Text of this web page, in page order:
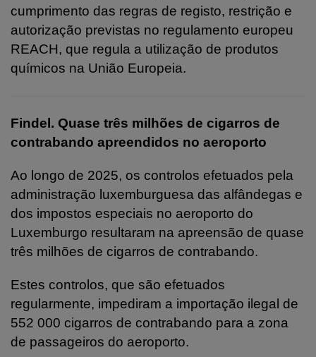
cumprimento das regras de registo, restrição e
autorização previstas no regulamento europeu
REACH, que regula a utilização de produtos
químicos na União Europeia.
Findel. Quase três milhões de cigarros de
contrabando apreendidos no aeroporto
Ao longo de 2025, os controlos efetuados pela
administração luxemburguesa das alfândegas e
dos impostos especiais no aeroporto do
Luxemburgo resultaram na apreensão de quase
três milhões de cigarros de contrabando.
Estes controlos, que são efetuados
regularmente, impediram a importação ilegal de
552 000 cigarros de contrabando para a zona
de passageiros do aeroporto.